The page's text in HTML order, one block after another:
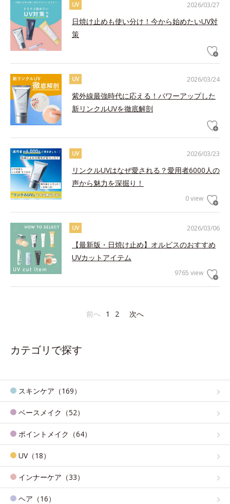
2026/03/27
UV
日焼け止めも使い分け！今から始めたいUV対
策
2026/03/24
UV
紫外線最強時代に応える！パワーアップした
新リンクルUVを徹底解剖
2026/03/23
UV
リンクルUVはなぜ愛される？愛用者6000人の
声から魅力を深掘り！
0 view
2026/03/06
UV
【最新版・日焼け止め】オルビスのおすすめ
UVカットアイテム
9765 view
前へ 1 2 次へ
カテゴリで探す
スキンケア（169）
ベースメイク（52）
ポイントメイク（64）
UV（18）
インナーケア（33）
ヘア（16）